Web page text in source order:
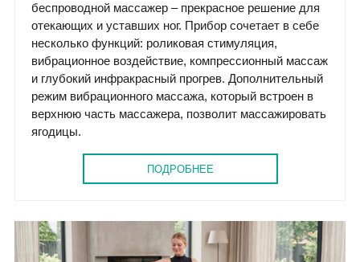
беспроводной массажер – прекрасное решение для
отекающих и уставших ног. Прибор сочетает в себе
несколько функций: роликовая стимуляция,
вибрационное воздействие, компрессионный массаж
и глубокий инфракрасный прогрев. Дополнительный
режим вибрационного массажа, который встроен в
верхнюю часть массажера, позволит массажировать
ягодицы.
ПОДРОБНЕЕ